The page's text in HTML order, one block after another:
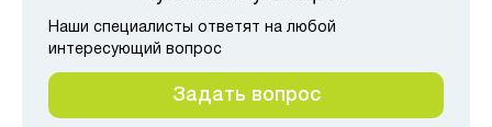
Наши специалисты ответят на любой
интересующий вопрос
Задать вопрос